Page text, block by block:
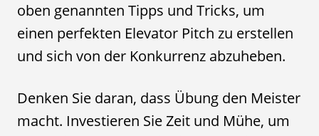
oben genannten Tipps und Tricks, um
einen perfekten Elevator Pitch zu erstellen
und sich von der Konkurrenz abzuheben.
Denken Sie daran, dass Übung den Meister
macht. Investieren Sie Zeit und Mühe, um